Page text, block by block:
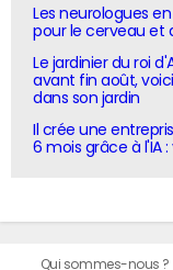
Les neurologues
pour le cerveau et
Le jardinier du roi
avant fin août,
dans son jardin
Il crée une
6 mois grâce à l'IA
Qui sommes-nous ?